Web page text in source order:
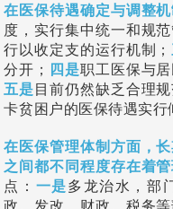
在医保待遇确定与调整
度，实行集中统一和规范
行以收定支的运行机制；
分开； 四是职工医保与
五是目前仍然缺乏合理
卡贫困户的医保待遇实行
在医保管理体制方面，
之间都不同程度存在着
点： 一是多龙治水，部